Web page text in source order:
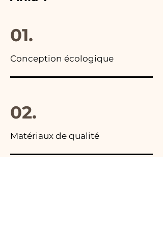
01.
Conception écologique
02.
Matériaux de qualité